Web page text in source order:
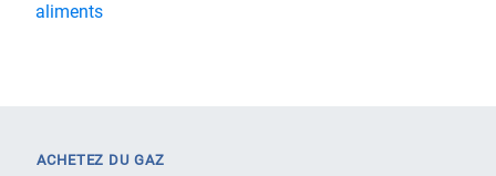
aliments
ACHETEZ DU GAZ